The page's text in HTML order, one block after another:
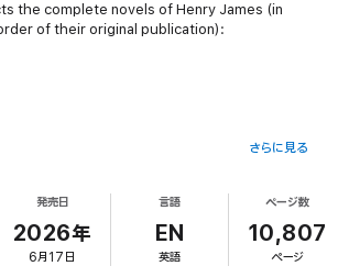
the complete novels of Henry James (in
of their original publication):
さらに見る
発売日
2026年
6月17日
言語
EN
英語
ページ数
10,807
ページ